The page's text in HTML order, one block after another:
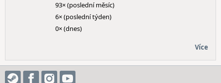
93× (poslední měsíc)
6× (poslední týden)
0× (dnes)
Více